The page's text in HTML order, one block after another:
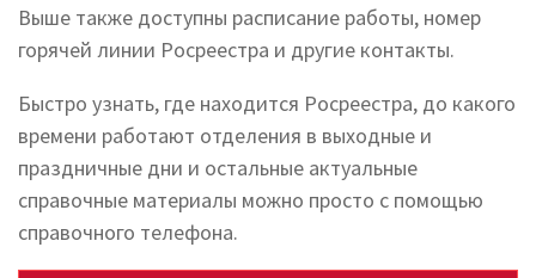
Выше также доступны расписание работы, номер
горячей линии Росреестра и другие контакты.
Быстро узнать, где находится Росреестра, до какого
времени работают отделения в выходные и
праздничные дни и остальные актуальные
справочные материалы можно просто с помощью
справочного телефона.